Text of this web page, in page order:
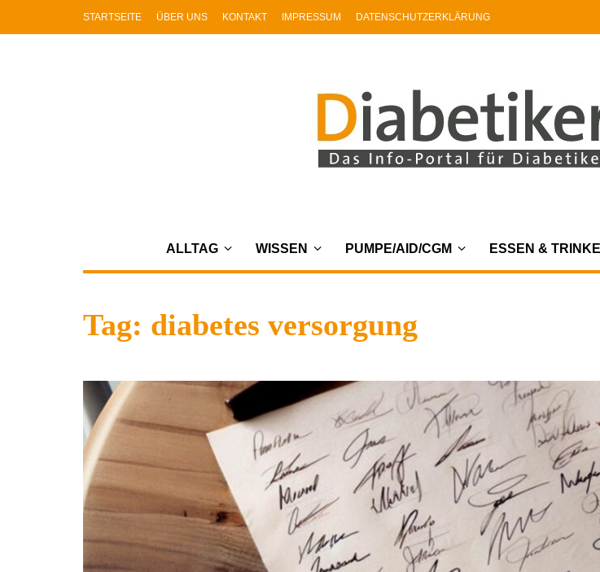
STARTSEITE ÜBER UNS KONTAKT IMPRESSUM DATENSCHUTZERKLÄRUNG
ALLTAG WISSEN PUMPE/AID/CGM ESSEN &
Tag: diabetes versorgung